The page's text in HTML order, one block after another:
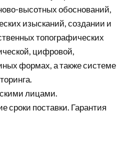
высотных обоснований,
изысканий, создании и
топографических
цифровой,
формах, а также системе
лицами.
сроки поставки. Гарантия